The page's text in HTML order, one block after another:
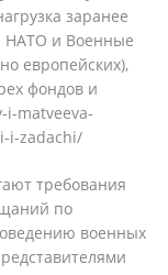
заранее
НАТО и Военные
европейских),
фондов и
matveeva-
i-zadachi/
требования
по
военных